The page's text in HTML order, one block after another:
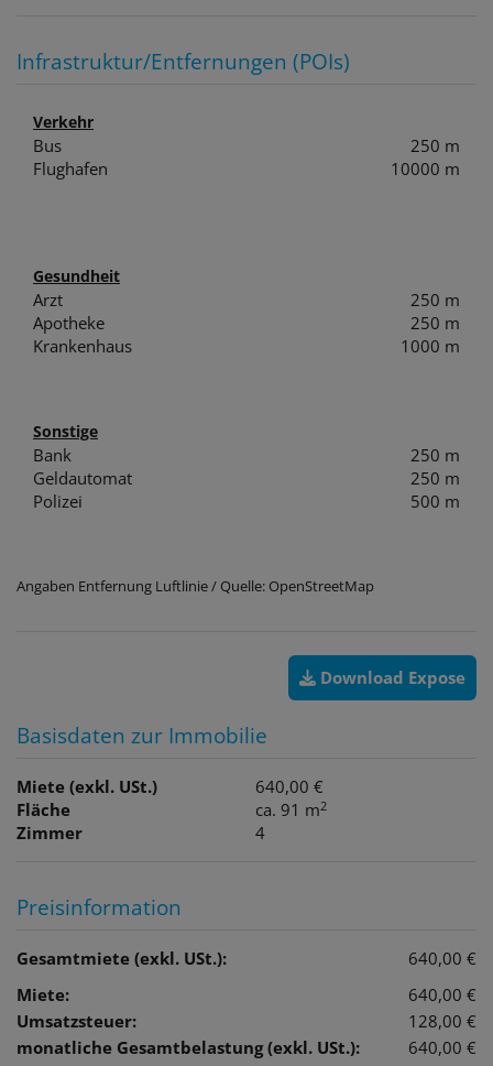
Infrastruktur/Entfernungen (POIs)
Verkehr
Bus
250 m
Flughafen
10000 m
Gesundheit
Arzt
250 m
Apotheke
250 m
Krankenhaus
1000 m
Sonstige
Bank
250 m
Geldautomat
250 m
Polizei
500 m
Angaben Entfernung Luftlinie / Quelle: OpenStreetMap
Download Expose
Basisdaten zur Immobilie
Miete (exkl. USt.)
640,00 €
Fläche
ca. 91 m2
Zimmer 4
Preisinformation
Gesamtmiete (exkl. USt.):
640,00 €
Miete:
640,00 €
Umsatzsteuer:
128,00 €
monatliche Gesamtbelastung (exkl. USt.):
640,00 €